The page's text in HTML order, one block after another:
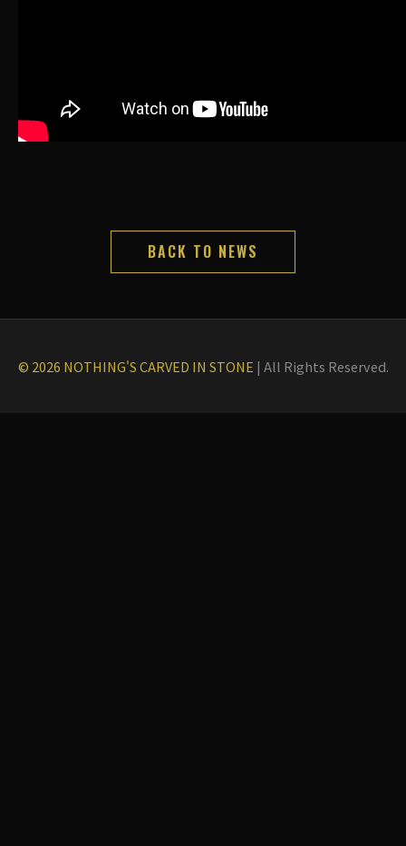
BACK TO NEWS
© 2026 NOTHING'S CARVED IN STONE | All Rights Reserved.